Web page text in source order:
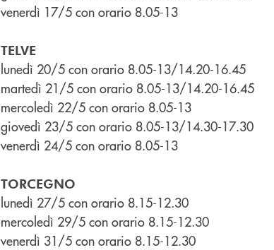
venerdì 17/5 con orario 8.05-13
TELVE
lunedì 20/5 con orario 8.05-13/14.20-16.45
martedì 21/5 con orario 8.05-13/14.20-16.45
mercoledì 22/5 con orario 8.05-13
giovedì 23/5 con orario 8.05-13/14.30-17.30
venerdì 24/5 con orario 8.05-13
TORCEGNO
lunedì 27/5 con orario 8.15-12.30
mercoledì 29/5 con orario 8.15-12.30
venerdì 31/5 con orario 8.15-12.30